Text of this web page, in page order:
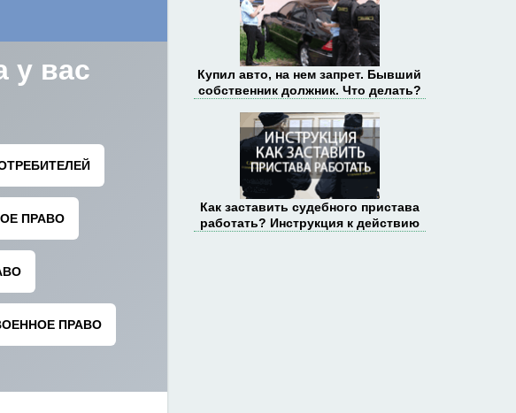
Купил авто, на нем запрет. Бывший
собственник должник. Что делать?
Как заставить судебного пристава
работать? Инструкция к действию